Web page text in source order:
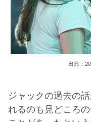
出典：
ジャックの過去の
れるのも見どころ